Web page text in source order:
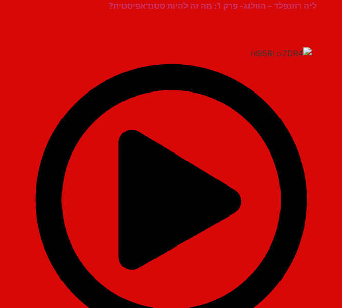
ליה רוזנפלד – הוולוג- פרק 1: מה זה להיות סטנדאפיסטית?